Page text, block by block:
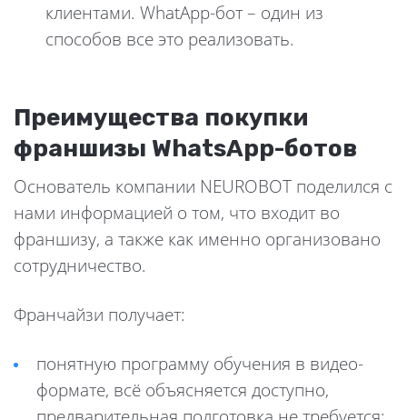
клиентами. WhatApp-бот – один из
способов все это реализовать.
Преимущества покупки
франшизы WhatsApp-ботов
Основатель компании NEUROBOT поделился с
нами информацией о том, что входит во
франшизу, а также как именно организовано
сотрудничество.
Франчайзи получает:
понятную программу обучения в видео-
формате, всё объясняется доступно,